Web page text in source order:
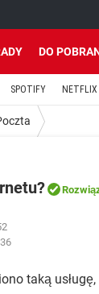
DO
SPOTIFY NETFLIX
taką